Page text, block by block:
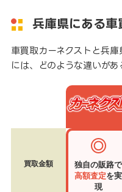
兵庫県にある車
車買取カーネクストと兵
には、どのような違いがあ
買取金額
独自の販路で
高額査定を実
現